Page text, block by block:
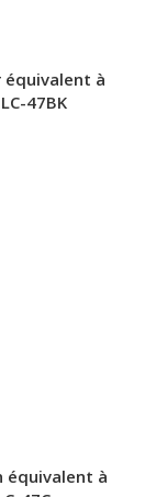
équivalent à
47BK
équivalent à